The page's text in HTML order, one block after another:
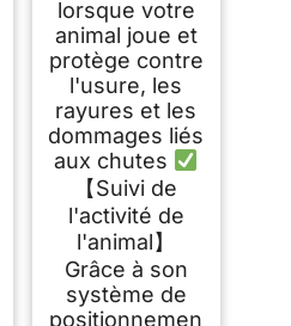
lorsque votre
animal joue et
protège contre
l'usure, les
rayures et les
dommages liés
aux chutes
【Suivi de
l'activité de
l'animal】
Grâce à son
système de
positionnemen